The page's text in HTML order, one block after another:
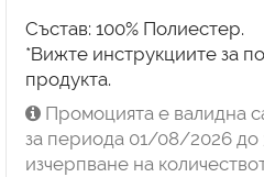
Състав: 100% Полиестер.
*Вижте инструкциите за
продукта.
Промоцията е валидна
за периода 01/08/2026
изчерпване на